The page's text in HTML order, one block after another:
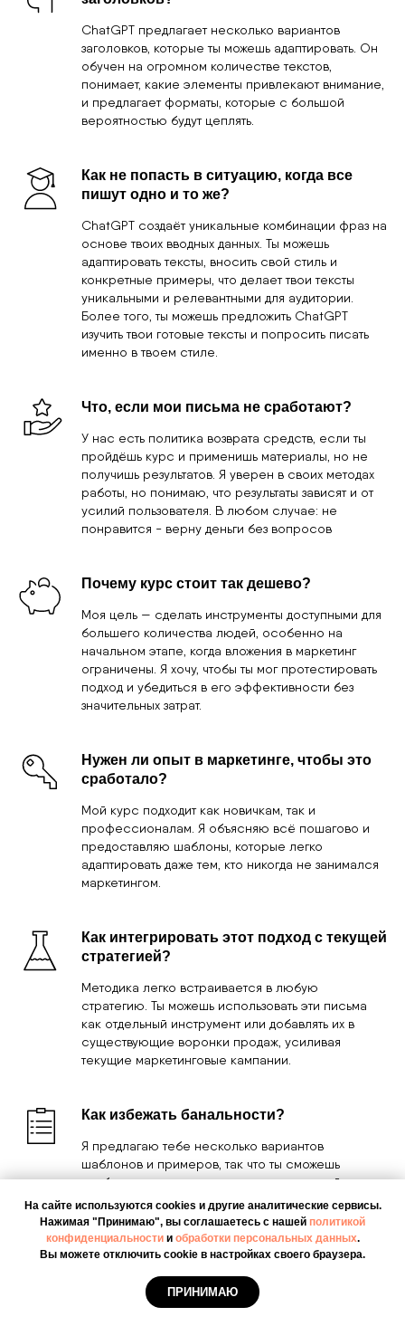
Как работать с холодной аудиторией?
Прогревающие письма рассчитаны как раз на
холодную аудиторию, чтобы постепенно
превращать её в заинтересованных клиентов. Я
познакомлю тебя со стратегией и примерами для
к покупке.
Как работает алгоритм создания
заголовков?
ChatGPT предлагает несколько вариантов
заголовков, которые ты можешь адаптировать. Он
обучен на огромном количестве текстов,
понимает, какие элементы привлекают внимание,
и предлагает форматы, которые с большой
пишут одно и то же?
ChatGPT создаёт уникальные комбинации фраз на
основе твоих вводных данных. Ты можешь
адаптировать тексты, вносить свой стиль и
конкретные примеры, что делает твои тексты
изучить твои готовые тексты и попросить писать
Что, если мои письма не сработают?
У нас есть политика возврата средств, если ты
пройдёшь курс и применишь материалы, но не
усилий пользователя. В любом случае: не
понравится - верну деньги без вопросов
Почему курс стоит так дешево?
Моя цель — сделать инструменты доступными для
большего количества людей, особенно на
подход и убедиться в его эффективности без
значительных затрат.
Нужен ли опыт в маркетинге, чтобы это
сработало?
Мой курс подходит как новичкам, так и
адаптировать даже тем, кто никогда не занимался
стратегией?
Методика легко встраивается в любую
стратегию. Ты можешь использовать эти письма
существующие воронки продаж, усиливая
текущие маркетинговые кампании.
На сайте используются cookies и другие аналитические сервисы.
Нажимая "Принимаю", вы соглашаетесь с нашей политикой
конфиденциальностии обработки персональных данных.
Вы можете отключить cookie в настройках своего браузера.
ПРИНИМАЮ